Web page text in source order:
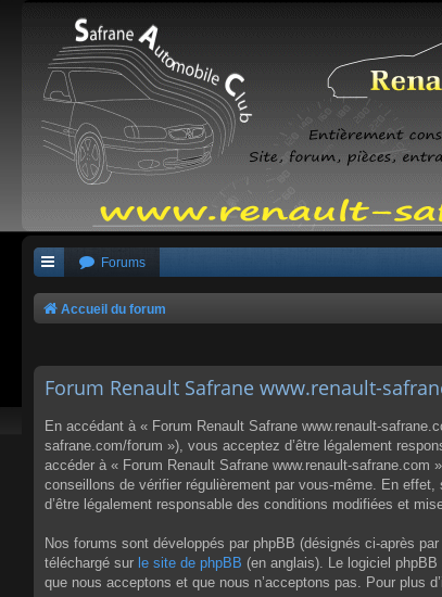
Forums
Accueil du forum
Forum Renault Safrane www.renault-
En accédant à « Forum Renault Safrane www.renault-
safrane.com/forum »), vous acceptez d’être légalement
accéder à « Forum Renault Safrane www.renault-
conseillons de vérifier régulièrement par vous-même. En
d’être légalement responsable des conditions modifiées et
Nos forums sont développés par phpBB (désignés ci-après
téléchargé sur le site de phpBB (en anglais). Le logiciel
que nous acceptons et que nous n’acceptons pas. Pour plus